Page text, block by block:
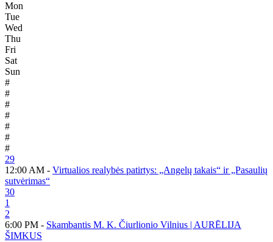
Mon
Tue
Wed
Thu
Fri
Sat
Sun
#
#
#
#
#
#
#
29
12:00 AM - Virtualios realybės patirtys: „Angelų takais“ ir „Pasaulių
sutvėrimas“
30
1
2
6:00 PM - Skambantis M. K. Čiurlionio Vilnius | AURĒLIJA
ŠIMKUS